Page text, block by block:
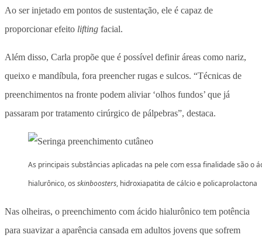
Ao ser injetado em pontos de sustentação, ele é capaz de
proporcionar efeito lifting facial.
Além disso, Carla propõe que é possível definir áreas como nariz,
queixo e mandíbula, fora preencher rugas e sulcos. “Técnicas de
preenchimentos na fronte podem aliviar ‘olhos fundos’ que já
passaram por tratamento cirúrgico de pálpebras”, destaca.
As principais substâncias aplicadas na pele com essa finalidade são o
hialurônico, os skinboosters, hidroxiapatita de cálcio e policaprolactona
Nas olheiras, o preenchimento com ácido hialurônico tem potência
para suavizar a aparência cansada em adultos jovens que sofrem